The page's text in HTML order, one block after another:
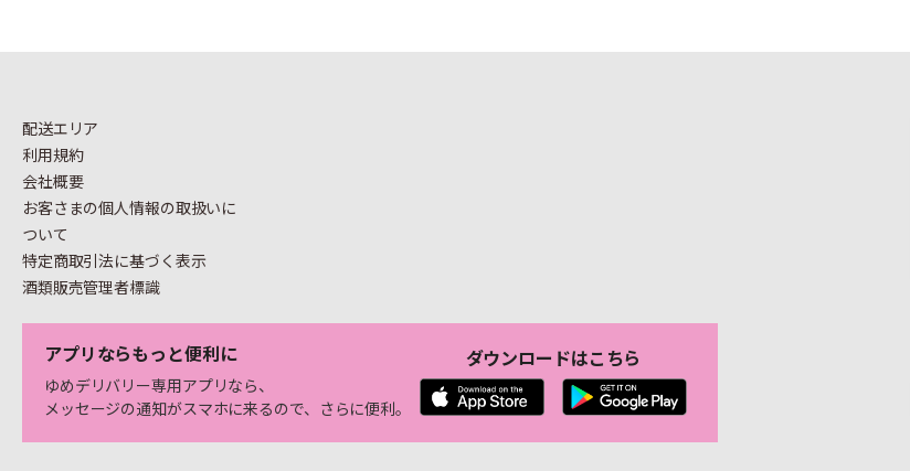
配送エリア
利用規約
会社概要
お客さまの個人情報の取扱いに
ついて
特定商取引法に基づく表示
酒類販売管理者標識
アプリならもっと便利に
ゆめデリバリー専用アプリなら、
メッセージの通知がスマホに来るので、さらに便利。
ダウンロードはこちら